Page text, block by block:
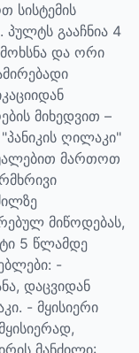
სისტემის
პულტს გააჩნია 4
და ორი
მიხედვით –
ღილაკი"
მართოთ
მიწოდებას,
5 წლამდე
-
დაცვიდან
- მყისიერი
მანძილი: